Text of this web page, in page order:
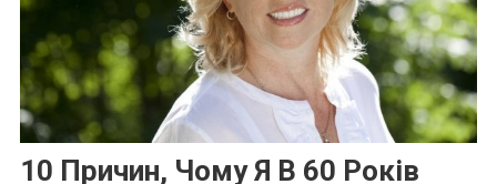
10 Причин, Чому Я В 60 Років